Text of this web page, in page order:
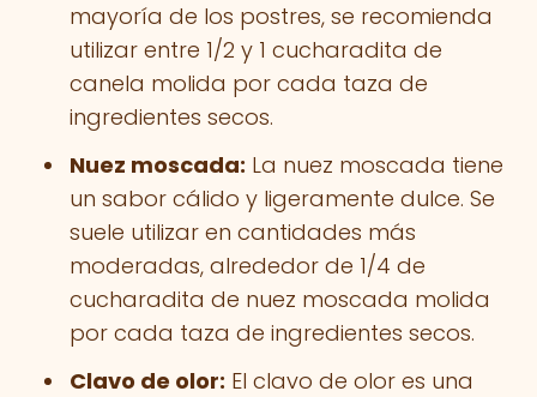
mayoría de los postres, se recomienda
utilizar entre 1/2 y 1 cucharadita de
canela molida por cada taza de
ingredientes secos.
Nuez moscada: La nuez moscada tiene
un sabor cálido y ligeramente dulce. Se
suele utilizar en cantidades más
moderadas, alrededor de 1/4 de
cucharadita de nuez moscada molida
por cada taza de ingredientes secos.
Clavo de olor: El clavo de olor es una